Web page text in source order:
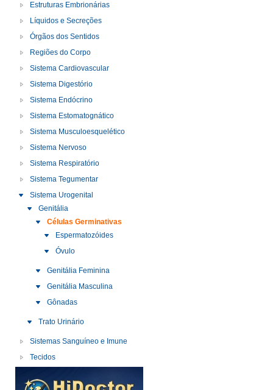
Estruturas Embrionárias
Líquidos e Secreções
Órgãos dos Sentidos
Regiões do Corpo
Sistema Cardiovascular
Sistema Digestório
Sistema Endócrino
Sistema Estomatognático
Sistema Musculoesquelético
Sistema Nervoso
Sistema Respiratório
Sistema Tegumentar
Sistema Urogenital
Genitália
Células Germinativas
Espermatozóides
Óvulo
Genitália Feminina
Genitália Masculina
Gônadas
Trato Urinário
Sistemas Sanguíneo e Imune
Tecidos